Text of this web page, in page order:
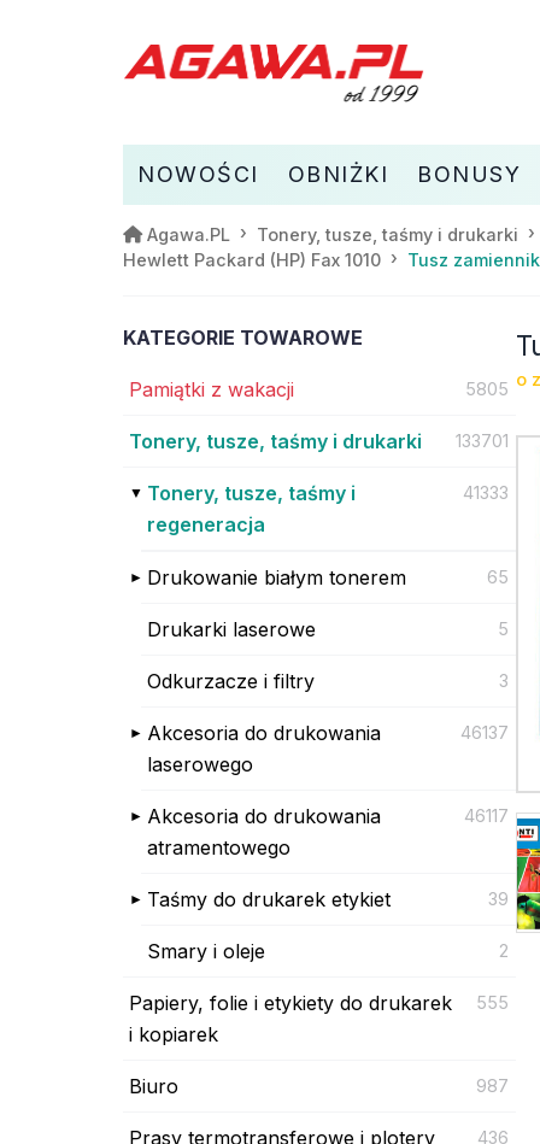
NOWOŚCI OBNIŻKI BONUSY
Agawa.PL
Tonery, tusze, taśmy i drukarki
Hewlett Packard (HP) Fax 1010
Tusz zamiennik
KATEGORIE TOWAROWE
Pamiątki z wakacji 5805
Tonery, tusze, taśmy i drukarki 133701
Tonery, tusze, taśmy i
regeneracja
41333
Drukowanie białym tonerem 65
Drukarki laserowe 5
Odkurzacze i filtry 3
Akcesoria do drukowania
laserowego
46137
Akcesoria do drukowania
atramentowego
46117
Taśmy do drukarek etykiet 39
Smary i oleje 2
Papiery, folie i etykiety do drukarek
i kopiarek
555
Biuro 987
Prasy termotransferowe i plotery
436
o